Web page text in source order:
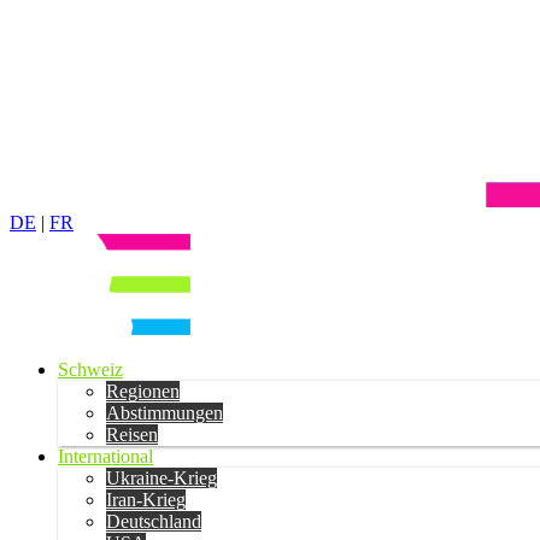
DE | FR
Schweiz
Regionen
Abstimmungen
Reisen
International
Ukraine-Krieg
Iran-Krieg
Deutschland